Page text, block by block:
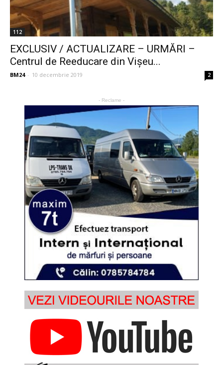
112
EXCLUSIV / ACTUALIZARE – URMĂRI –
Centrul de Reeducare din Vișeu...
BM24 - 10 decembrie 2019 2
- Reclame -